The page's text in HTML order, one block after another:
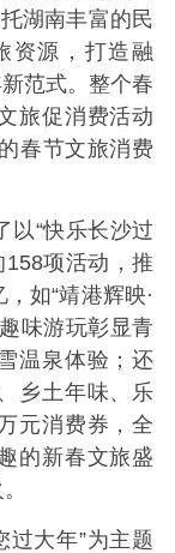
湖南丰富的民
资源，打造融
范式。整个春
旅促消费活动
春节文旅消费
“快乐长沙过
项活动，推
如“靖港辉映·
味游玩彰显青
温泉体验；还
乡土年味、乐
元消费券，全
的新春文旅盛
大年”为主题